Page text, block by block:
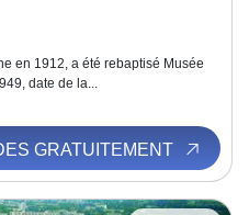
en 1912, a été rebaptisé Musée
date de la...
GRATUITEMENT